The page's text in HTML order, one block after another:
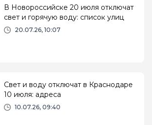
В Новороссийске 20 июля отключат
свет и горячую воду: список улиц
20.07.26, 10:07
Свет и воду отключат в Краснодаре
10 июля: адреса
10.07.26, 09:40